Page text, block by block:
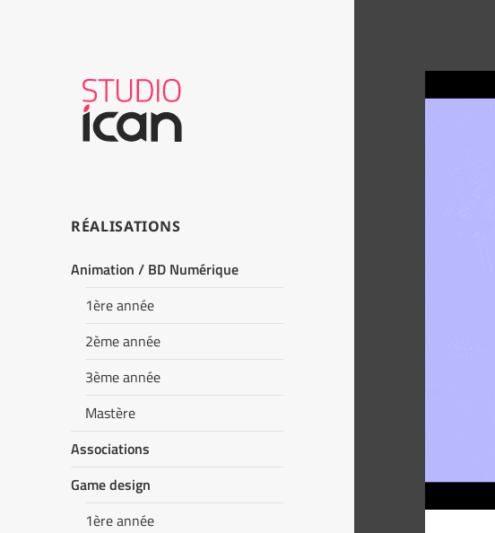
RÉALISATIONS
Animation / BD Numérique
1ère année
2ème année
3ème année
Mastère
Associations
Game design
1ère année